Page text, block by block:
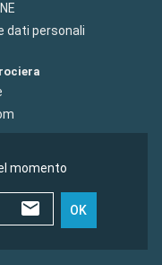
dati personali
momento
OK